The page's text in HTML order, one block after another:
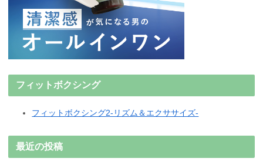
フィットボクシング
フィットボクシング2-リズム＆エクササイズ-
最近の投稿